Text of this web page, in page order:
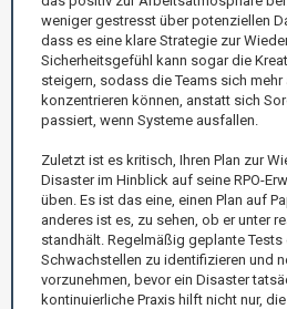
weniger gestresst über potenziellen
dass es eine klare Strategie zur
Sicherheitsgefühl kann sogar die
steigern, sodass die Teams sich mehr
konzentrieren können, anstatt sich
passiert, wenn Systeme ausfallen.
Zuletzt ist es kritisch, Ihren Plan zur
Disaster im Hinblick auf seine RPO-
üben. Es ist das eine, einen Plan auf
anderes ist es, zu sehen, ob er unter
standhält. Regelmäßig geplante Tests
Schwachstellen zu identifizieren und
vorzunehmen, bevor ein Disaster
kontinuierliche Praxis hilft nicht nur,